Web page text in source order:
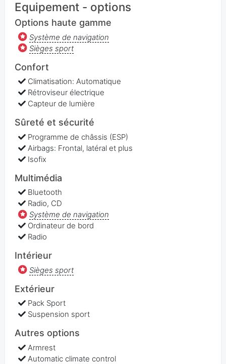
Equipement - options
Options haute gamme
Système de navigation
Sièges sport
Confort
Climatisation: Automatique
Rétroviseur électrique
Capteur de lumière
Sûreté et sécurité
Programme de châssis (ESP)
Airbags: Frontal, latéral et plus
Isofix
Multimédia
Bluetooth
Radio, CD
Système de navigation
Ordinateur de bord
Radio
Intérieur
Sièges sport
Extérieur
Pack Sport
Suspension sport
Autres options
Armrest
Automatic climate control